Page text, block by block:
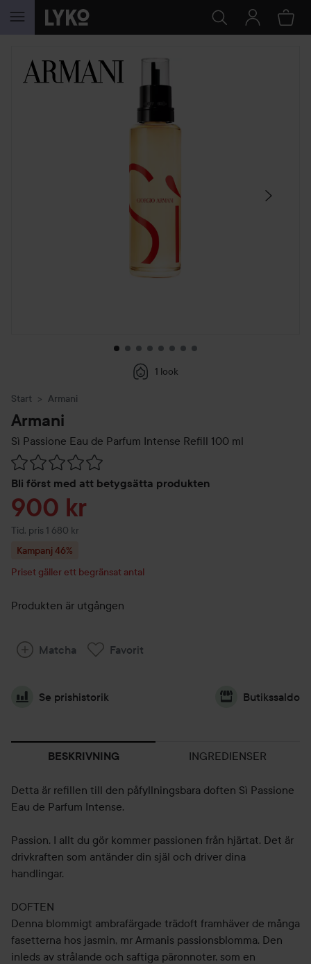
HOPPA TILL INNEHÅLLET
HOPPA ÖVER SEKTIONEN
1 look
Start Armani
Armani
Sì Passione Eau de Parfum Intense Refill 100 ml
Bli först med att betygsätta produkten
Hoppa till Betyg & kommentarer
Reapris
900 kr
Tid. pris 1 680 kr
Tidigare pris 1 680 kr
Kampanj 46%
Priset gäller ett begränsat antal
Produkten är utgången
Matcha Favorit
Se prishistorik Butikssaldo
BESKRIVNING INGREDIENSER
Detta är refillen till den påfyllningsbara doften Sì Passione
Eau de Parfum Intense.
Passion. I allt du gör kommer passionen från hjärtat. Det är
drivkraften som antänder din själ och driver dina
handlingar.
DOFTEN
Denna blommigt ambrafärgade trädoft framhäver de många
fasetterna hos jasmin, mr Armanis passionsblomma. Den
inleds av strålande och saftiga päronnoter, som en